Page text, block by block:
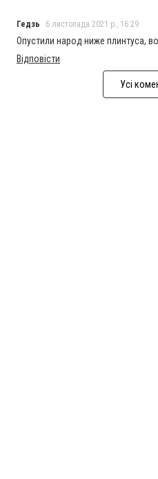
Гедзь 6 листопада 2021 р., 16:29
Опустили народ ниже плинтуса,
Відповісти
Усі